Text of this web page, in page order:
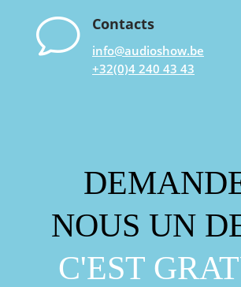
v Contacts
info@audioshow.be
+32(0)4 240 43 43
NOUS UN
C'EST